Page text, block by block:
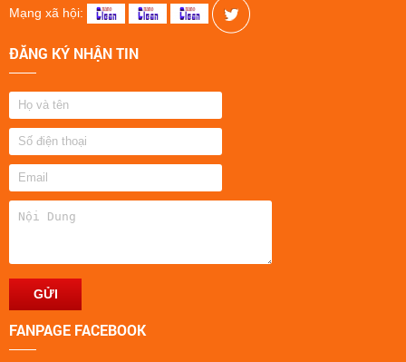
Mạng xã hội:
ĐĂNG KÝ NHẬN TIN
FANPAGE FACEBOOK